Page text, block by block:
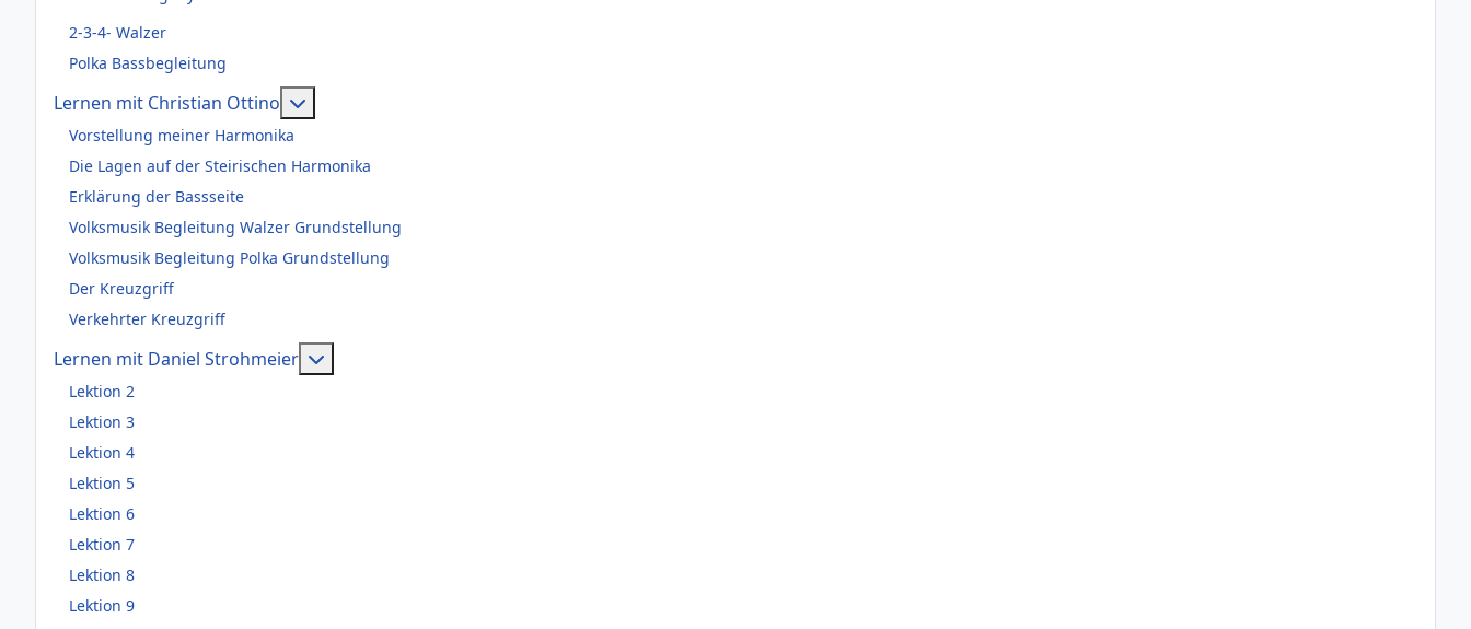
2-3-4- Walzer
Polka Bassbegleitung
Lernen mit Christian Ottino
Vorstellung meiner Harmonika
Die Lagen auf der Steirischen Harmonika
Erklärung der Bassseite
Volksmusik Begleitung Walzer Grundstellung
Volksmusik Begleitung Polka Grundstellung
Der Kreuzgriff
Verkehrter Kreuzgriff
Lernen mit Daniel Strohmeier
Lektion 2
Lektion 3
Lektion 4
Lektion 5
Lektion 6
Lektion 7
Lektion 8
Lektion 9